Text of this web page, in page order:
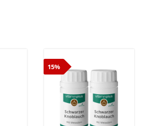
15%